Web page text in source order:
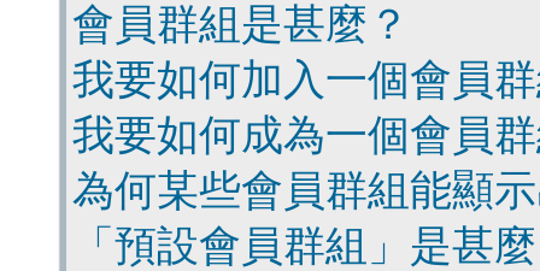
會員群組是甚麼？
我要如何加入一個會員
我要如何成為一個會員
為何某些會員群組能顯
「預設會員群組」是甚